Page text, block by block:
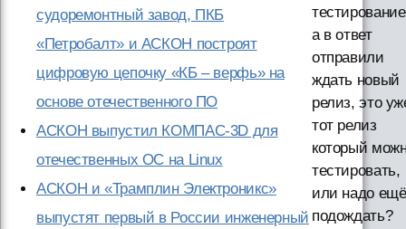
судоремонтный завод, ПКБ
«Петробалт» и АСКОН построят
цифровую цепочку «КБ – верфь» на
основе отечественного ПО
АСКОН выпустил КОМПАС-3D для
отечественных ОС на Linux
АСКОН и «Трамплин Электроникс»
выпустят первый в России инженерный
а в ответ
отправили
ждать новый
релиз, это
тот релиз
который
тестировать,
или надо ещё
подождать?